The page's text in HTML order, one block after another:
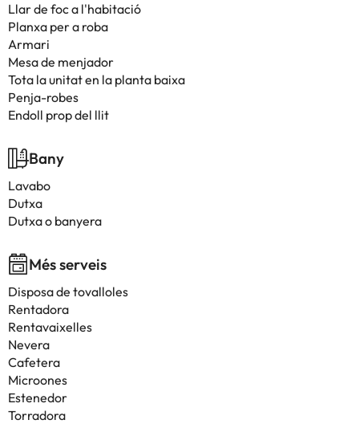
Llar de foc a l'habitació
Planxa per a roba
Armari
Mesa de menjador
Tota la unitat en la planta baixa
Penja-robes
Endoll prop del llit
Bany
Lavabo
Dutxa
Dutxa o banyera
Més serveis
Disposa de tovalloles
Rentadora
Rentavaixelles
Nevera
Cafetera
Microones
Estenedor
Torradora